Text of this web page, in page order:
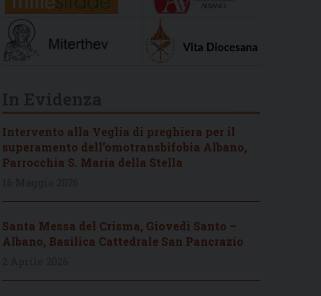
Intervento alla Veglia di preghiera per il
superamento dell’omotransbifobia Albano,
Parrocchia S. Maria della Stella
Santa Messa del Crisma, Giovedì Santo –
Albano, Basilica Cattedrale San Pancrazio